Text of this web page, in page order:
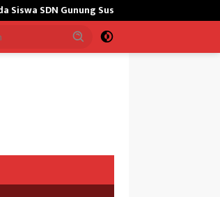
Susu Bangun Masjid,Satgas